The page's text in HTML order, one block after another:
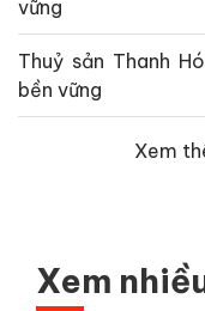
vững
Thuỷ sản Thanh
bền vững
Xem
Xem